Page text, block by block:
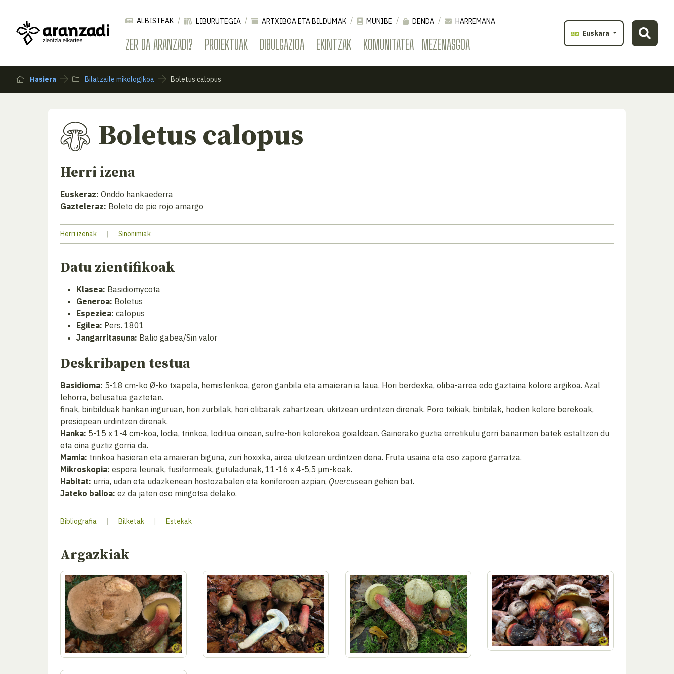
ZER DA ARANZADI? PROIEKTUAK DIBULGAZIOA EKINTZAK KOMUNITATEA MEZENASGOA
ALBISTEAK LIBURUTEGIA ARTXIBOA ETA BILDUMAK MUNIBE DENDA
HARREMANA
Euskara
Hasiera Bilatzaile mikologikoa Boletus calopus
Boletus calopus
Herri izena
Euskeraz: Onddo hankaederra
Gazteleraz: Boleto de pie rojo amargo
Herri izenak | Sinonimiak
Datu zientifikoak
Klasea: Basidiomycota
Generoa: Boletus
Espeziea: calopus
Egilea: Pers. 1801
Jangarritasuna: Balio gabea/Sin valor
Deskribapen testua
Basidioma: 5-18 cm-ko Ø-ko txapela, hemisferikoa, geron ganbila eta amaieran ia laua. Hori berdexka, oliba-arrea edo gaztaina kolore argikoa. Azal
lehorra, belusatua gaztetan.
finak, biribilduak hankan inguruan, hori zurbilak, hori olibarak zahartzean, ukitzean urdintzen direnak. Poro txikiak, biribilak, hodien kolore berekoak,
presiopean urdintzen direnak.
Hanka: 5-15 x 1-4 cm-koa, lodia, trinkoa, loditua oinean, sufre-hori kolorekoa goialdean. Gainerako guztia erretikulu gorri banarmen batek estaltzen du
eta oina guztiz gorria da.
Mamia: trinkoa hasieran eta amaieran biguna, zuri hoxixka, airea ukitzean urdintzen dena. Fruta usaina eta oso zapore garratza.
Mikroskopia: espora leunak, fusiformeak, gutuladunak, 11-16 x 4-5,5 µm-koak.
Habitat: urria, udan eta udazkenean hostozabalen eta koniferoen azpian, Quercusean gehien bat.
Jateko balioa: ez da jaten oso mingotsa delako.
Bibliografia | Bilketak | Estekak
Argazkiak